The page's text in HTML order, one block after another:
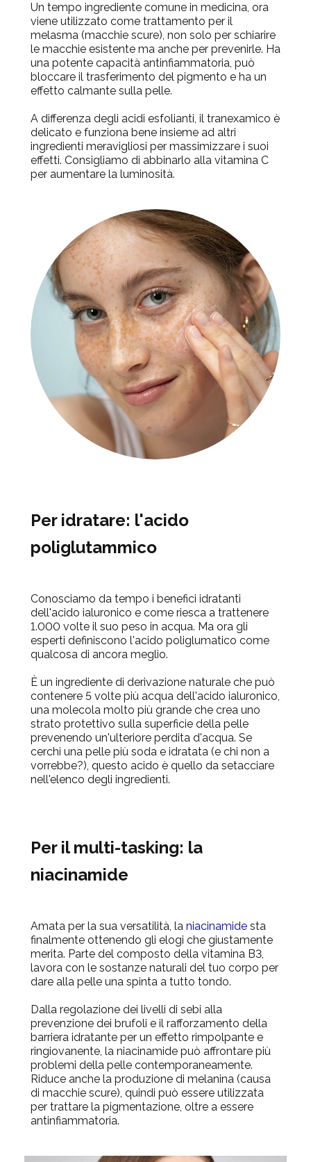
Un tempo ingrediente comune in medicina, ora
viene utilizzato come trattamento per il
melasma (macchie scure), non solo per schiarire
le macchie esistente ma anche per prevenirle. Ha
una potente capacità antinfiammatoria, può
bloccare il trasferimento del pigmento e ha un
effetto calmante sulla pelle.
A differenza degli acidi esfolianti, il tranexamico è
delicato e funziona bene insieme ad altri
ingredienti meravigliosi per massimizzare i suoi
effetti. Consigliamo di abbinarlo alla vitamina C
per aumentare la luminosità.
Per idratare: l'acido
poliglutammico
Conosciamo da tempo i benefici idratanti
dell'acido ialuronico e come riesca a trattenere
1.000 volte il suo peso in acqua. Ma ora gli
esperti definiscono l'acido poliglumatico come
qualcosa di ancora meglio.
È un ingrediente di derivazione naturale che può
contenere 5 volte più acqua dell'acido ialuronico,
una molecola molto più grande che crea uno
strato protettivo sulla superficie della pelle
prevenendo un'ulteriore perdita d'acqua. Se
cerchi una pelle più soda e idratata (e chi non a
vorrebbe?), questo acido è quello da setacciare
nell'elenco degli ingredienti.
Per il multi-tasking: la
niacinamide
Amata per la sua versatilità, la niacinamide sta
finalmente ottenendo gli elogi che giustamente
merita. Parte del composto della vitamina B3,
lavora con le sostanze naturali del tuo corpo per
dare alla pelle una spinta a tutto tondo.
Dalla regolazione dei livelli di sebi alla
prevenzione dei brufoli e il rafforzamento della
barriera idratante per un effetto rimpolpante e
ringiovanente, la niacinamide può affrontare più
problemi della pelle contemporaneamente.
Riduce anche la produzione di melanina (causa
di macchie scure), quindi può essere utilizzata
per trattare la pigmentazione, oltre a essere
antinfiammatoria.